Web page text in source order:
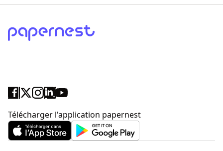
Télécharger l'application papernest